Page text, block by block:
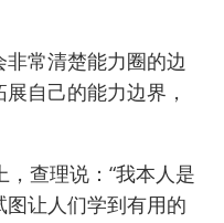
常清楚能力圈的边
自己的能力边界，
查理说：“我本人是
让人们学到有用的